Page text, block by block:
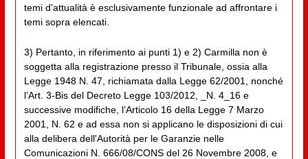
temi d'attualità è esclusivamente funzionale ad affrontare i
temi sopra elencati.
3) Pertanto, in riferimento ai punti 1) e 2) Carmilla non è
soggetta alla registrazione presso il Tribunale, ossia alla
Legge 1948 N. 47, richiamata dalla Legge 62/2001, nonché
l’Art. 3-Bis del Decreto Legge 103/2012, _N. 4_16 e
successive modifiche, l’Articolo 16 della Legge 7 Marzo
2001, N. 62 e ad essa non si applicano le disposizioni di cui
alla delibera dell'Autorità per le Garanzie nelle
Comunicazioni N. 666/08/CONS del 26 Novembre 2008, e